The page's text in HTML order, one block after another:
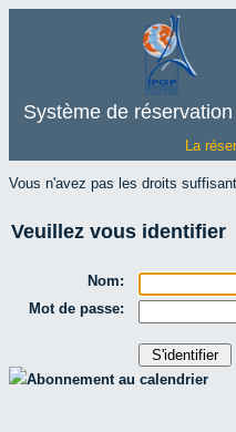
Système de
La
Vous n'avez pas les droits
Veuillez vous identifier
Nom:
Mot de passe:
Abonnement au calendrier